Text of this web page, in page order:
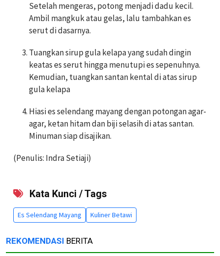
Setelah mengeras, potong menjadi dadu kecil.
Ambil mangkuk atau gelas, lalu tambahkan es
serut di dasarnya.
Tuangkan sirup gula kelapa yang sudah dingin
keatas es serut hingga menutupi es sepenuhnya.
Kemudian, tuangkan santan kental di atas sirup
gula kelapa
Hiasi es selendang mayang dengan potongan agar-
agar, ketan hitam dan biji selasih di atas santan.
Minuman siap disajikan.
(Penulis: Indra Setiaji)
Kata Kunci / Tags
Es Selendang Mayang Kuliner Betawi
REKOMENDASI BERITA